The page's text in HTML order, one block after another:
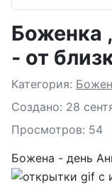
Боженка
- от
Подробности
Категория:
Создано: 28
Просмотров: 54
Божена - день